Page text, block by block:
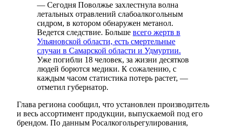
— Сегодня Поволжье захлестнула волна
летальных отравлений слабоалкогольным
сидром, в котором обнаружен метанол.
Ведется следствие. Больше всего жертв в
Ульяновской области, есть смертельные
случаи в Самарской области и Удмуртии.
Уже погибли 18 человек, за жизни десятков
людей борются медики. К сожалению, с
каждым часом статистика потерь растет, —
отметил губернатор.
Глава региона сообщил, что установлен производитель
и весь ассортимент продукции, выпускаемой под его
брендом. По данным Росалкогольрегулирования,